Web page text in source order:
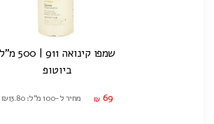
שמפו קינואה 911 | 500 מ"ל
ביוטופ
₪ 69 מחיר ל-100 מ"ל: ₪13.80